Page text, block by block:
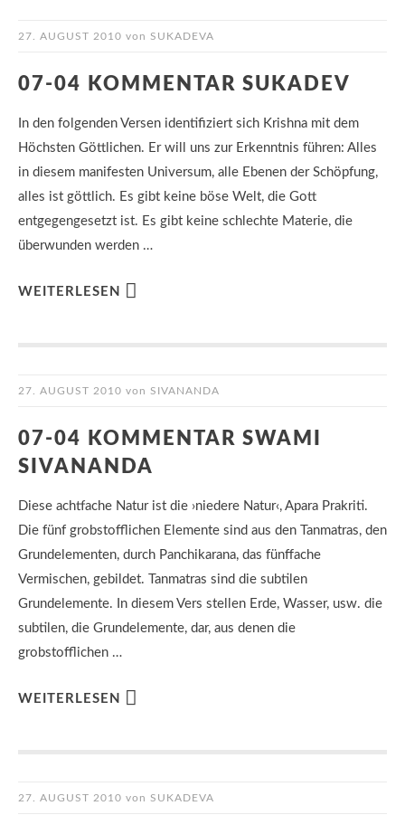
27. AUGUST 2010 von SUKADEVA
07-04 KOMMENTAR SUKADEV
In den folgenden Versen identifiziert sich Krishna mit dem
Höchsten Göttlichen. Er will uns zur Erkenntnis führen: Alles
in diesem manifesten Universum, alle Ebenen der Schöpfung,
alles ist göttlich. Es gibt keine böse Welt, die Gott
entgegengesetzt ist. Es gibt keine schlechte Materie, die
überwunden werden …
WEITERLESEN
27. AUGUST 2010 von SIVANANDA
07-04 KOMMENTAR SWAMI
SIVANANDA
Diese achtfache Natur ist die ›niedere Natur‹, Apara Prakriti.
Die fünf grobstofflichen Elemente sind aus den Tanmatras, den
Grundelementen, durch Panchikarana, das fünffache
Vermischen, gebildet. Tanmatras sind die subtilen
Grundelemente. In diesem Vers stellen Erde, Wasser, usw. die
subtilen, die Grundelemente, dar, aus denen die
grobstofflichen …
WEITERLESEN
27. AUGUST 2010 von SUKADEVA